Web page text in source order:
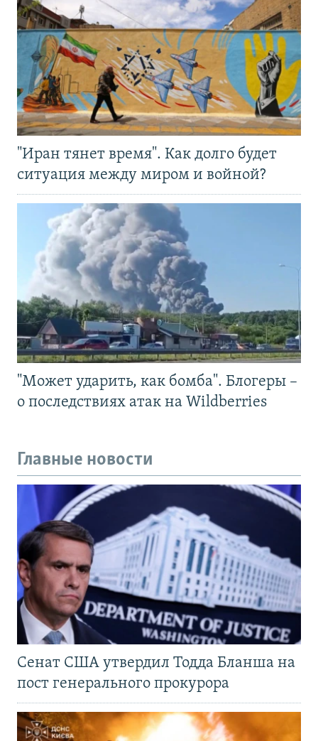
"Иран тянет время". Как долго будет
ситуация между миром и войной?
"Может ударить, как бомба". Блогеры –
о последствиях атак на Wildberries
Главные новости
Сенат США утвердил Тодда Бланша на
пост генерального прокурора